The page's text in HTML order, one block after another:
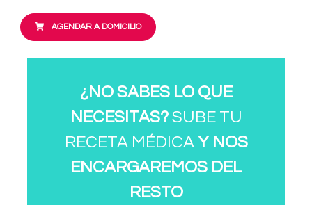
AGENDAR A DOMICILIO
¿NO SABES LO QUE
NECESITAS?SUBE TU
RECETA MÉDICA Y NOS
ENCARGAREMOS DEL
RESTO